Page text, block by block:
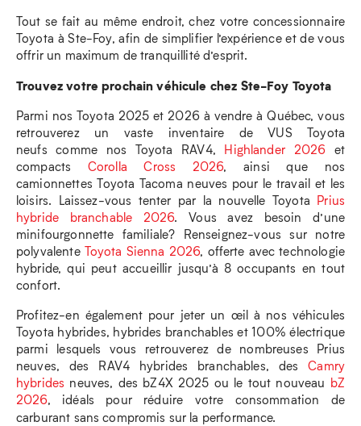
Tout se fait au même endroit, chez votre concessionnaire
Toyota à Ste-Foy, afin de simplifier l’expérience et de vous
offrir un maximum de tranquillité d’esprit.
Trouvez votre prochain véhicule chez Ste-Foy Toyota
Parmi nos Toyota 2025 et 2026 à vendre à Québec, vous
retrouverez un vaste inventaire de VUS Toyota
neufs comme nos Toyota RAV4, Highlander 2026 et
compacts Corolla Cross 2026, ainsi que nos
camionnettes Toyota Tacoma neuves pour le travail et les
loisirs. Laissez-vous tenter par la nouvelle Toyota Prius
hybride branchable 2026. Vous avez besoin d’une
minifourgonnette familiale? Renseignez-vous sur notre
polyvalente Toyota Sienna 2026, offerte avec technologie
hybride, qui peut accueillir jusqu’à 8 occupants en tout
confort.
Profitez-en également pour jeter un œil à nos véhicules
Toyota hybrides, hybrides branchables et 100% électrique
parmi lesquels vous retrouverez de nombreuses Prius
neuves, des RAV4 hybrides branchables, desCamry
hybrides neuves, des bZ4X 2025 ou le tout nouveau bZ
2026, idéals pour réduire votre consommation de
carburant sans compromis sur la performance.